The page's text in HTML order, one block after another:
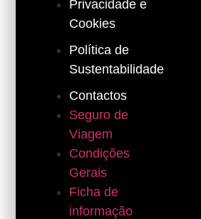
Privacidade e
Cookies
Política de
Sustentabilidade
Contactos
Seguro de
Viagem
Condições
Gerais
Ficha de
informação